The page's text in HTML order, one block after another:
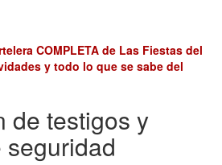
COMPLETA de Las Fiestas del
y todo lo que se sabe del
de testigos y